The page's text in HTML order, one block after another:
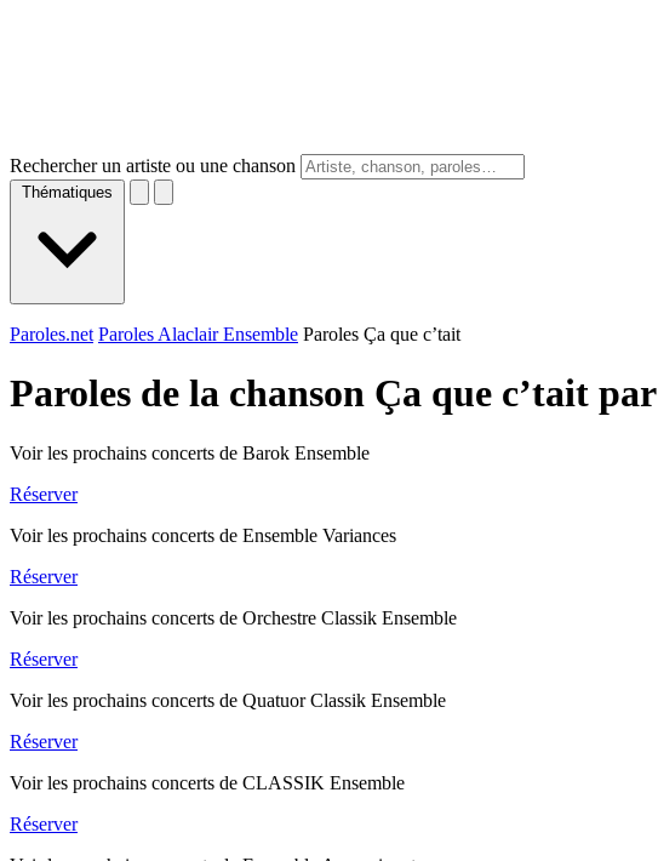
Rechercher un artiste ou une chanson
Thématiques
Paroles.net Paroles Alaclair Ensemble Paroles Ça que c’tait
Paroles de la chanson Ça que c’tait par
Voir les prochains concerts de Barok Ensemble
Réserver
Voir les prochains concerts de Ensemble Variances
Réserver
Voir les prochains concerts de Orchestre Classik Ensemble
Réserver
Voir les prochains concerts de Quatuor Classik Ensemble
Réserver
Voir les prochains concerts de CLASSIK Ensemble
Réserver